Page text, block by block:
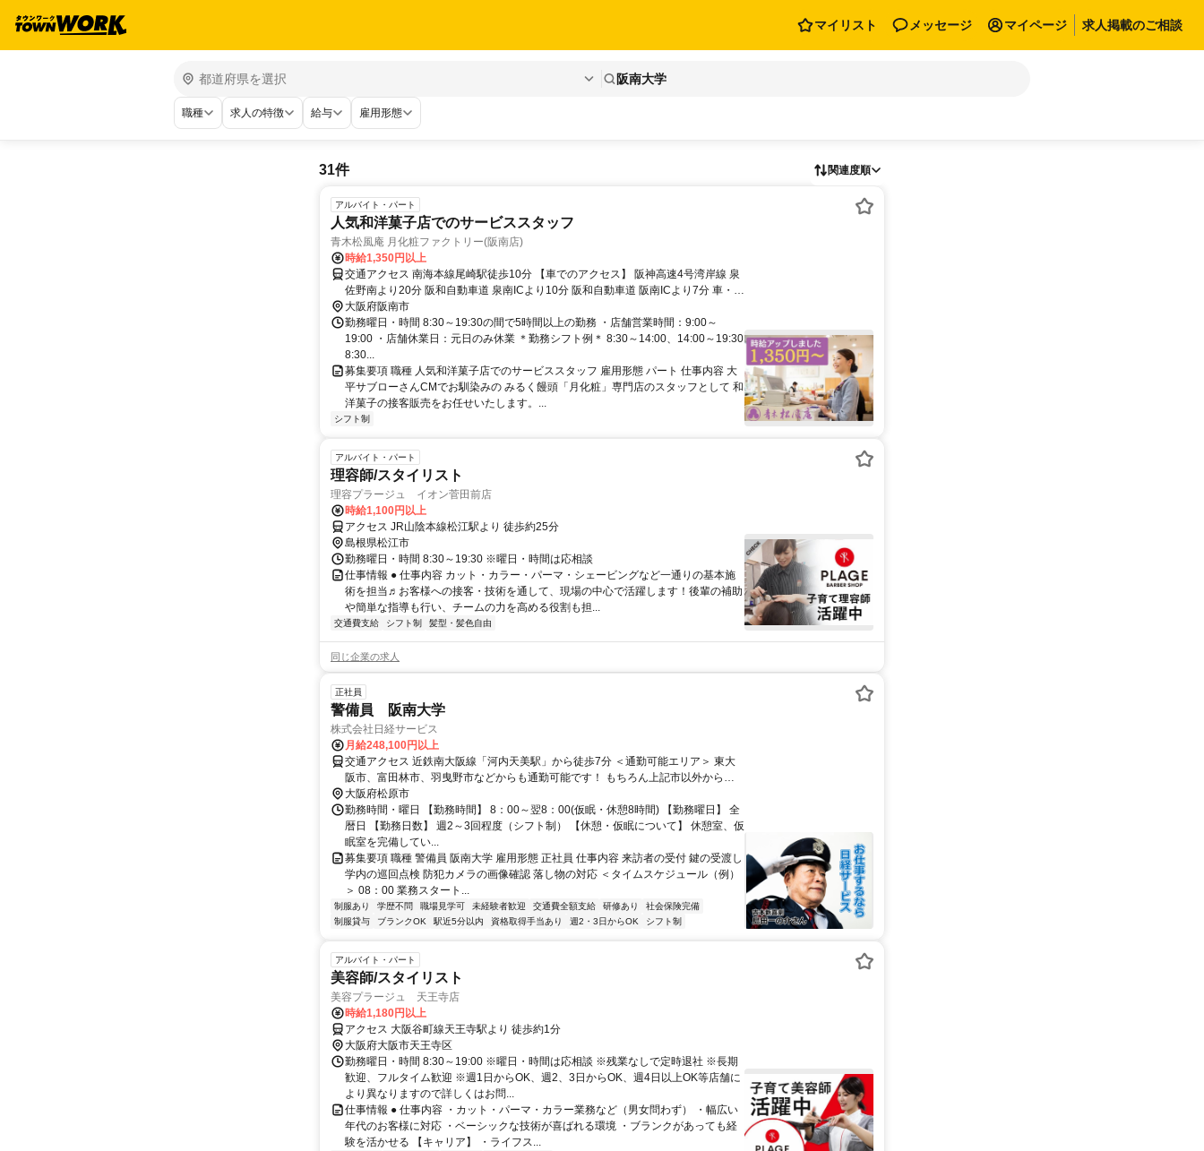
マイリスト メッセージ マイページ 求人掲載のご相談
阪南大学
職種 求人の特徴 給与 雇用形態
31件 関連度順
アルバイト・パート
人気和洋菓子店でのサービススタッフ
青木松風庵 月化粧ファクトリー(阪南店)
時給1,350円以上
交通アクセス 南海本線尾崎駅徒歩10分 【車でのアクセス】 阪神高速4号湾岸線 泉
佐野南より20分 阪和自動車道 泉南ICより10分 阪和自動車道 阪南ICより7分 車・バ
イク・自転車通勤可 駐車場・駐輪場あり
大阪府阪南市
勤務曜日・時間 8:30～19:30の間で5時間以上の勤務 ・店舗営業時間：9:00～
19:00 ・店舗休業日：元日のみ休業 ＊勤務シフト例＊ 8:30～14:00、14:00～19:30
8:30...
募集要項 職種 人気和洋菓子店でのサービススタッフ 雇用形態 パート 仕事内容 大
平サブローさんCMでお馴染みの みるく饅頭「月化粧」専門店のスタッフとして 和
洋菓子の接客販売をお任せいたします。...
シフト制
アルバイト・パート
理容師/スタイリスト
理容プラージュ イオン菅田前店
時給1,100円以上
アクセス JR山陰本線松江駅より 徒歩約25分
島根県松江市
勤務曜日・時間 8:30～19:30 ※曜日・時間は応相談
仕事情報 ● 仕事内容 カット・カラー・パーマ・シェービングなど一通りの基本施
術を担当♬お客様への接客・技術を通して、現場の中心で活躍します！後輩の補助
や簡単な指導も行い、チームの力を高める役割も担...
交通費支給 シフト制 髪型・髪色自由
同じ企業の求人
正社員
警備員 阪南大学
株式会社日経サービス
月給248,100円以上
交通アクセス 近鉄南大阪線「河内天美駅」から徒歩7分 ＜通勤可能エリア＞ 東大
阪市、富田林市、羽曳野市などからも通勤可能です！ もちろん上記市以外からで
もOK！
大阪府松原市
勤務時間・曜日 【勤務時間】 8：00～翌8：00(仮眠・休憩8時間) 【勤務曜日】 全
暦日 【勤務日数】 週2～3回程度（シフト制） 【休憩・仮眠について】 休憩室、仮
眠室を完備してい...
募集要項 職種 警備員 阪南大学 雇用形態 正社員 仕事内容 来訪者の受付 鍵の受渡し
学内の巡回点検 防犯カメラの画像確認 落し物の対応 ＜タイムスケジュール（例）
＞ 08：00 業務スタート...
制服あり 学歴不問 職場見学可 未経験者歓迎 交通費全額支給 研修あり
社会保険完備
制服貸与
ブランクOK 駅近5分以内 資格取得手当あり 週2・3日からOK シフト制
アルバイト・パート
美容師/スタイリスト
美容プラージュ 天王寺店
時給1,180円以上
アクセス 大阪谷町線天王寺駅より 徒歩約1分
大阪府大阪市天王寺区
勤務曜日・時間 8:30～19:00 ※曜日・時間は応相談 ※残業なしで定時退社 ※長期
歓迎、フルタイム歓迎 ※週1日からOK、週2、3日からOK、週4日以上OK等店舗に
より異なりますので詳しくはお問...
仕事情報 ● 仕事内容 ・カット・パーマ・カラー業務など（男女問わず） ・幅広い
年代のお客様に対応 ・ベーシックな技術が喜ばれる環境 ・ブランクがあっても経
験を活かせる 【キャリア】 ・ライフス...